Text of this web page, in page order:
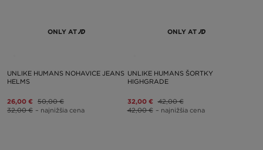
ONLY AT
UNLIKE HUMANS NOHAVICE JEANS
HELMS
26,00 € 50,00 €
32,00 € – najnižšia cena
ONLY AT
UNLIKE HUMANS ŠORTKY
HIGHGRADE
32,00 € 42,00 €
42,00 € – najnižšia cena